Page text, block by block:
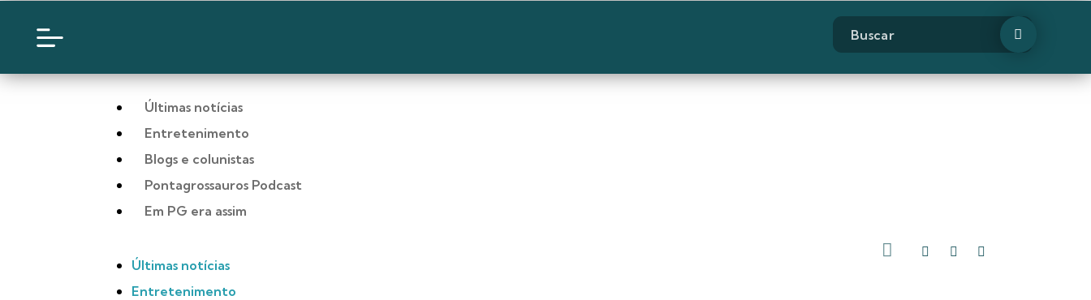
Últimas notícias
Entretenimento
Blogs e colunistas
Pontagrossauros Podcast
Em PG era assim
Últimas notícias
Entretenimento